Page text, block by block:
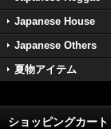
Japanese House
Japanese Others
夏物アイテム
ショッピングカート